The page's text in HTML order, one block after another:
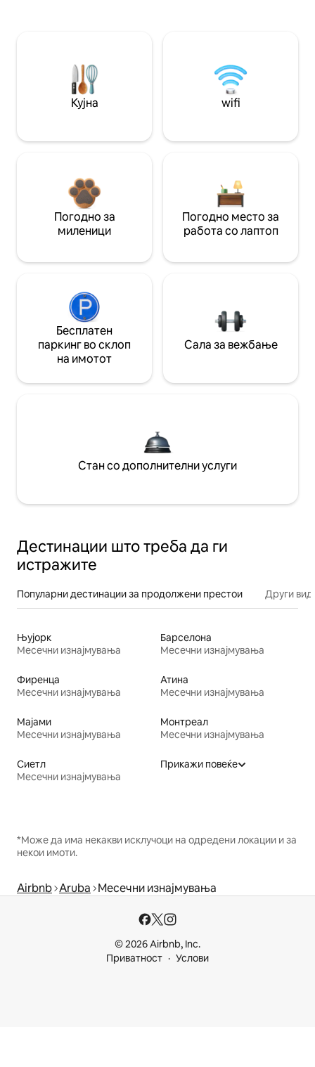
Кујна wifi
Погодно за
миленици
Погодно место за
работа со лаптоп
Бесплатен
паркинг во склоп
на имотот
Сала за вежбање
Стан со дополнителни услуги
Дестинации што треба да ги
истражите
Популарни дестинации за продолжени престои Други
Њујорк
Месечни изнајмувања
Барселона
Месечни изнајмувања
Фиренца
Месечни изнајмувања
Атина
Месечни изнајмувања
Мајами
Месечни изнајмувања
Монтреал
Месечни изнајмувања
Сиетл
Месечни изнајмувања
Прикажи повеќе
*Може да има некакви исклучоци на одредени локации и за
некои имоти.
Airbnb Aruba Месечни изнајмувања
© 2026 Airbnb, Inc.
Приватност
Услови